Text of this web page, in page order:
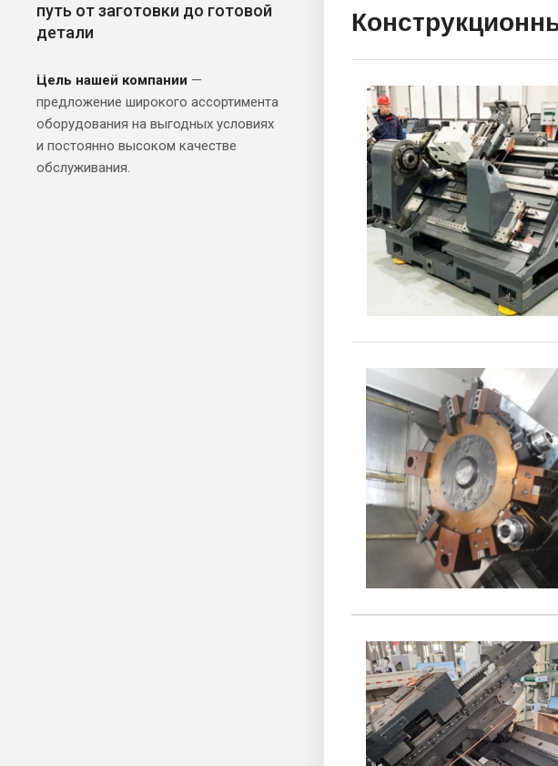
путь от заготовки до готовой
детали
Цель нашей компании —
предложение широкого ассортимента
оборудования на выгодных условиях
и постоянно высоком качестве
обслуживания.